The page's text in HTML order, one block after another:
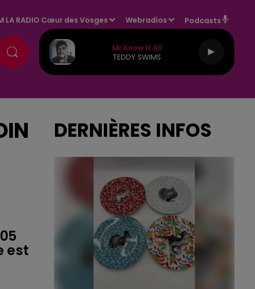
LA RADIO Cœur des Vosges Webradios Podcasts
Mr Know It All
TEDDY SWIMS
est
DERNIÈRES INFOS